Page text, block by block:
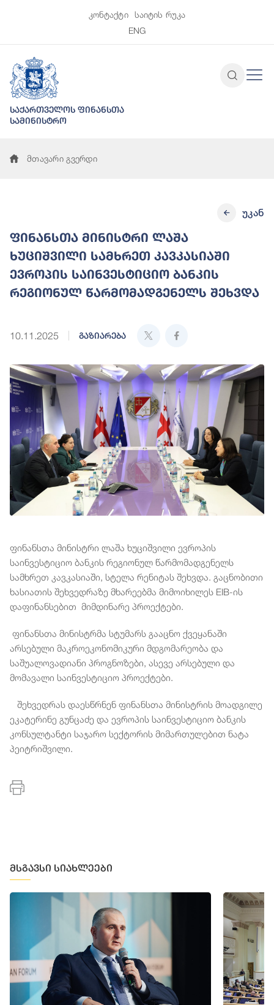
კონტაქტი
საიტის რუკა
ENG
საქართველოს ფინანსთა
სამინისტრო
მთავარი გვერდი
ფინანსთა მინისტრი ლაშა
ხუციშვილი სამხრეთ კავკასიაში
ევროპის საინვესტიციო ბანკის
რეგიონულ წარმომადგენელს შეხვდა
10.11.2025 გაზიარება
უკან
ფინანსთა მინისტრი ლაშა ხუციშვილი ევროპის
საინვესტიციო ბანკის რეგიონულ წარმომადგენელს
სამხრეთ კავკასიაში, სტელა რენიტას შეხვდა. გაცნობითი
ხასიათის შეხვედრაზე მხარეებმა მიმოიხილეს EIB-ის
დაფინანსებით მიმდინარე პროექტები.
ფინანსთა მინისტრმა სტუმარს გააცნო ქვეყანაში
არსებული მაკროეკონომიკური მდგომარეობა და
საშუალოვადიანი პროგნოზები, ასევე არსებული და
მომავალი საინვესტიციო პროექტები.
შეხვედრას დაესწრნენ ფინანსთა მინისტრის მოადგილე
ეკატერინე გუნცაძე და ევროპის საინვესტიციო ბანკის
კონსულტანტი საჯარო სექტორის მიმართულებით ნატა
პეიტრიშვილი.
მსგავსი სიახლეები